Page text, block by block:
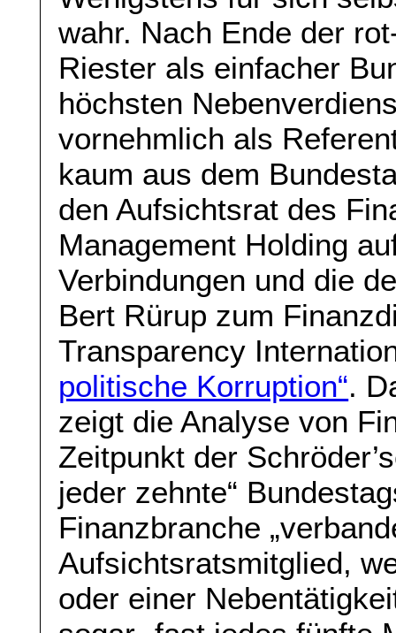
wahr. Nach Ende der
Riester als einfacher
höchsten
vornehmlich als
kaum aus dem
den Aufsichtsrat des
Management Holding
Verbindungen und die
Bert Rürup zum
Transparency
politische Korruption“.
zeigt die Analyse von
Zeitpunkt der
jeder zehnte“
Finanzbranche
Aufsichtsratsmitglied,
oder einer